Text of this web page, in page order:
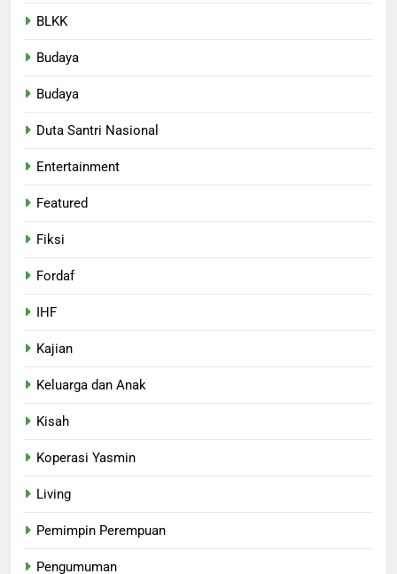
BLKK
Budaya
Budaya
Duta Santri Nasional
Entertainment
Featured
Fiksi
Fordaf
IHF
Kajian
Keluarga dan Anak
Kisah
Koperasi Yasmin
Living
Pemimpin Perempuan
Pengumuman